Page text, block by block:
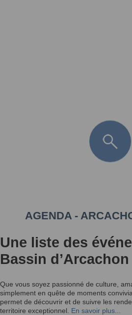
AGENDA -
Une liste des
Bassin d’Arcachon
Que vous soyez passionné de culture,
simplement en quête de moments
permet de découvrir et de suivre les
territoire exceptionnel. En savoir plus...